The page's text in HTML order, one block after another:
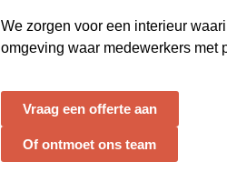
We zorgen voor een interieur
omgeving waar medewerkers met
Vraag een offerte aan
Of ontmoet ons team